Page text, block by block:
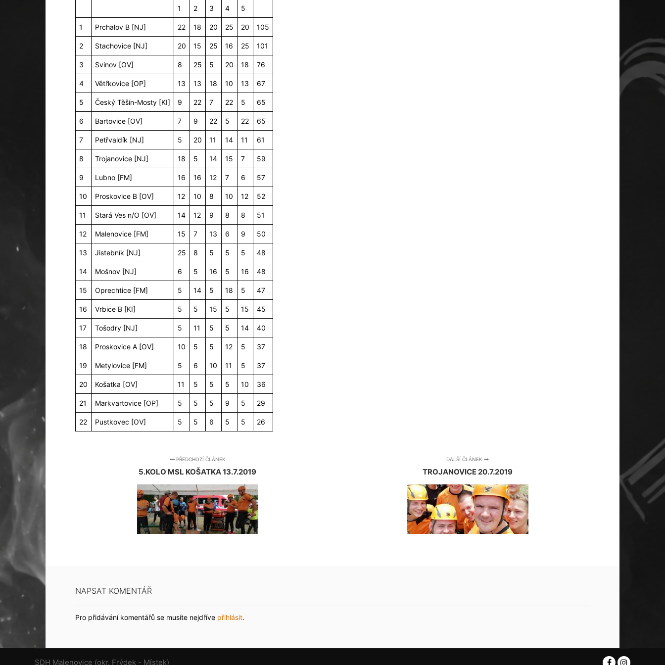
1 2 3 4 5
1 Prchalov B [NJ] 22 18 20 25 20 105
2 Stachovice [NJ] 20 15 25 16 25 101
3 Svinov [OV] 8 25 5 20 18 76
4 Větřkovice [OP] 13 13 18 10 13 67
5 Český Těšín-Mosty [KI] 9 22 7 22 5 65
6 Bartovice [OV] 7 9 22 5 22 65
7 Petřvaldík [NJ] 5 20 11 14 11 61
8 Trojanovice [NJ] 18 5 14 15 7 59
9 Lubno [FM] 16 16 12 7 6 57
10 Proskovice B [OV] 12 10 8 10 12 52
11 Stará Ves n/O [OV] 14 12 9 8 8 51
12 Malenovice [FM] 15 7 13 6 9 50
13 Jistebník [NJ] 25 8 5 5 5 48
14 Mošnov [NJ] 6 5 16 5 16 48
15 Oprechtice [FM] 5 14 5 18 5 47
16 Vrbice B [KI] 5 5 15 5 15 45
17 Tošodry [NJ] 5 11 5 5 14 40
18 Proskovice A [OV] 10 5 5 12 5 37
19 Metylovice [FM] 5 6 10 11 5 37
20 Košatka [OV] 11 5 5 5 10 36
21 Markvartovice [OP] 5 5 5 9 5 29
22 Pustkovec [OV] 5 5 6 5 5 26
PŘEDCHOZÍ ČLÁNEK
5.KOLO MSL KOŠATKA 13.7.2019
DALŠÍ ČLÁNEK
TROJANOVICE 20.7.2019
NAPSAT KOMENTÁŘ
Pro přidávání komentářů se musíte nejdříve přihlásit.
SDH Malenovice (okr. Frýdek - Místek)